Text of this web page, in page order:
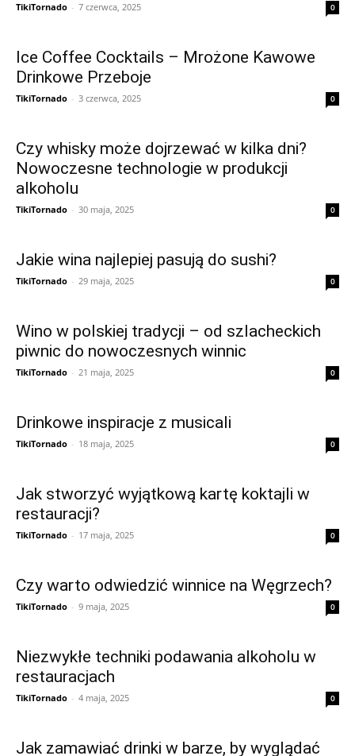
TikiTornado - 7 czerwca, 2025 0
Ice Coffee Cocktails – Mrożone Kawowe
Drinkowe Przeboje
TikiTornado - 3 czerwca, 2025 0
Czy whisky może dojrzewać w kilka dni?
Nowoczesne technologie w produkcji
alkoholu
TikiTornado - 30 maja, 2025 0
Jakie wina najlepiej pasują do sushi?
TikiTornado - 29 maja, 2025 0
Wino w polskiej tradycji – od szlacheckich
piwnic do nowoczesnych winnic
TikiTornado - 21 maja, 2025 0
Drinkowe inspiracje z musicali
TikiTornado - 18 maja, 2025 0
Jak stworzyć wyjątkową kartę koktajli w
restauracji?
TikiTornado - 17 maja, 2025 0
Czy warto odwiedzić winnice na Węgrzech?
TikiTornado - 9 maja, 2025 0
Niezwykłe techniki podawania alkoholu w
restauracjach
TikiTornado - 4 maja, 2025 0
Jak zamawiać drinki w barze, by wyglądać